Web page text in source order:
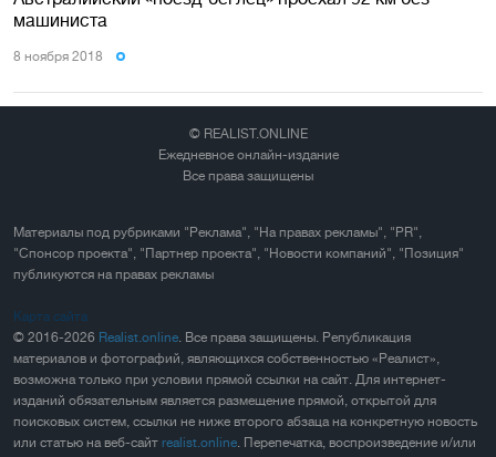
машиниста
8 ноября 2018
© REALIST.ONLINE
Ежедневное онлайн-издание
Все права защищены
Материалы под рубриками "Реклама", "На правах рекламы", "PR",
"Спонсор проекта", "Партнер проекта", "Новости компаний", "Позиция"
публикуются на правах рекламы
Карта сайта
© 2016-2026 Realist.online. Все права защищены. Републикация
материалов и фотографий, являющихся собственностью «Реалист»,
возможна только при условии прямой ссылки на сайт. Для интернет-
изданий обязательным является размещение прямой, открытой для
поисковых систем, ссылки не ниже второго абзаца на конкретную новость
или статью на веб-сайт realist.online. Перепечатка, воспроизведение и/или